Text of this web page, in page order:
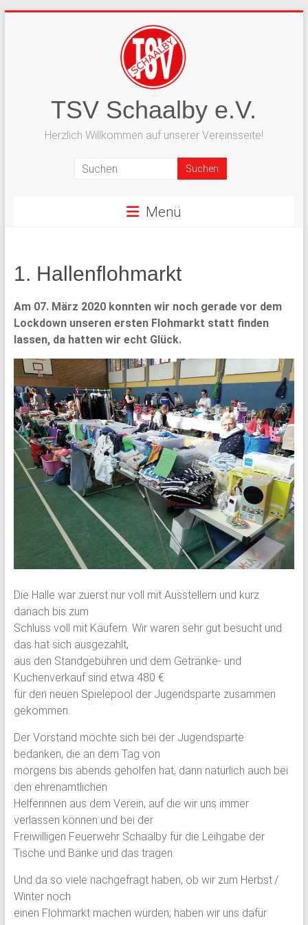
TSV Schaalby e.V.
Herzlich Willkommen auf unserer Vereinsseite!
Menü
1. Hallenflohmarkt
Am 07. März 2020 konnten wir noch gerade vor dem
Lockdown unseren ersten Flohmarkt statt finden
lassen, da hatten wir echt Glück.
Die Halle war zuerst nur voll mit Ausstellern und kurz
danach bis zum
Schluss voll mit Käufern. Wir waren sehr gut besucht und
das hat sich ausgezahlt,
aus den Standgebühren und dem Getränke- und
Kuchenverkauf sind etwa 480 €
für den neuen Spielepool der Jugendsparte zusammen
gekommen.
Der Vorstand möchte sich bei der Jugendsparte
bedanken, die an dem Tag von
morgens bis abends geholfen hat, dann natürlich auch bei
den ehrenamtlichen
Helferinnen aus dem Verein, auf die wir uns immer
verlassen können und bei der
Freiwilligen Feuerwehr Schaalby für die Leihgabe der
Tische und Bänke und das tragen.
Und da so viele nachgefragt haben, ob wir zum Herbst /
Winter noch
einen Flohmarkt machen würden, haben wir uns dafür